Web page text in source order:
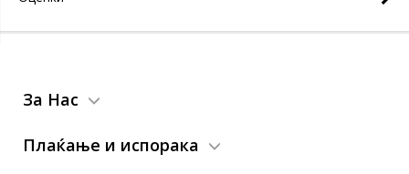
За Нас
Плаќање и испорака